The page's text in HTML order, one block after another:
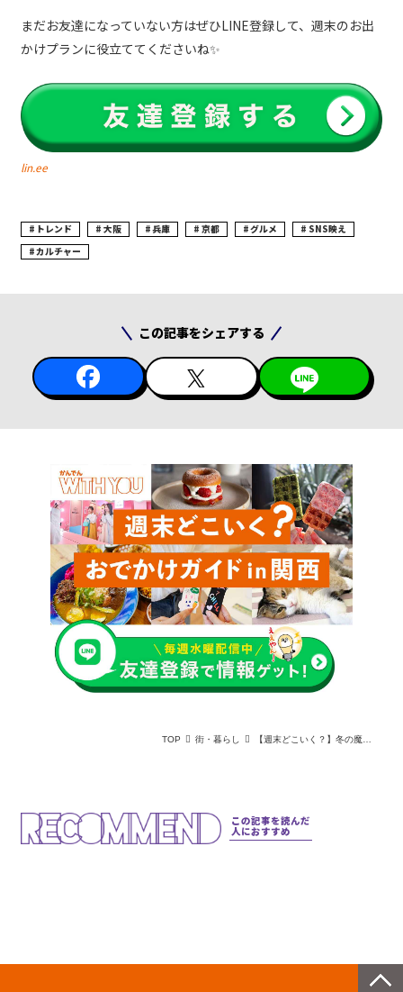
まだお友達になっていない方はぜひLINE登録して、週末のお出
かけプランに役立ててくださいね✨
lin.ee
トレンド 大阪 兵庫 京都 グルメ
SNS映え
カルチャー
この記事をシェアする
TOP 街・暮らし 【週末どこいく？】冬の魔法が広がる！関西のクリスマスイベント
この記事を読んだ
人におすすめ